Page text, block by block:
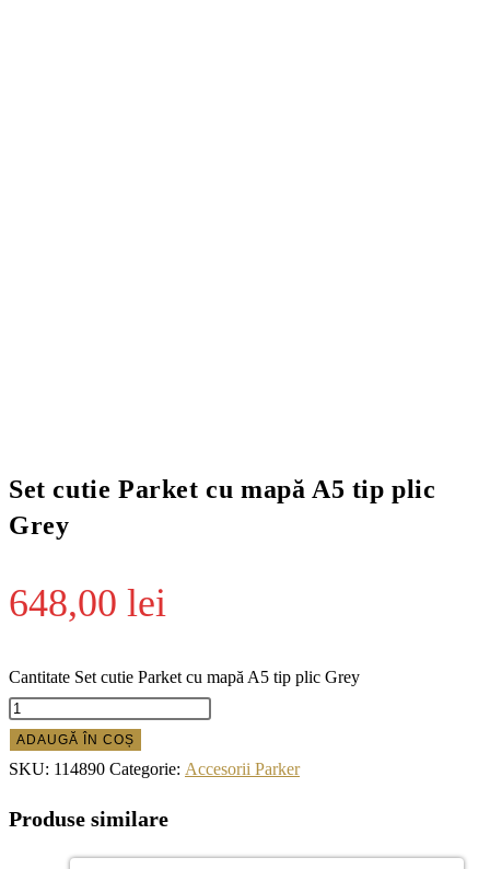
Set cutie Parket cu mapă A5 tip plic
Grey
648,00 lei
Cantitate Set cutie Parket cu mapă A5 tip plic Grey
ADAUGĂ ÎN COȘ
SKU: 114890 Categorie: Accesorii Parker
Produse similare